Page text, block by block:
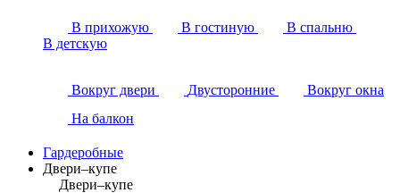
В прихожую В гостиную
В спальню
В детскую
Вокруг двери Двусторонние
Вокруг окна
На балкон
Гардеробные
Двери–купе
Двери–купе